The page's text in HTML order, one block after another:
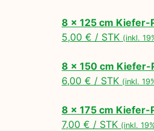
8 x 125 cm Kiefer-
5,00 € / STK (inkl.
8 x 150 cm Kiefer-
6,00 € / STK (inkl.
8 x 175 cm Kiefer-
7,00 € / STK (inkl.